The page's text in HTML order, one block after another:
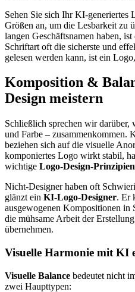
Sehen Sie sich Ihr KI-generiertes
Größen an, um die Lesbarkeit zu
langen Geschäftsnamen haben,
Schriftart oft die sicherste und
gelesen werden kann, ist ein
Komposition &
Design meistern
Schließlich sprechen wir
und Farbe – zusammenkommen.
beziehen sich auf die visuelle
komponiertes Logo wirkt stabil,
wichtige Logo-Design-Prinzipien
Nicht-Designer haben oft
glänzt ein KI-Logo-Designer. Er
ausgewogenen Kompositionen in
die mühsame Arbeit der
übernehmen.
Visuelle Harmonie mit KI
Visuelle Balance bedeutet nicht
zwei Haupttypen: